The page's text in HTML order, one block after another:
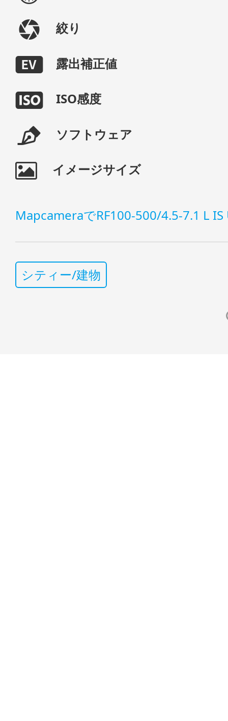
絞り
露出補正値
ISO感度
ソフトウェア
イメージサイズ
MapcameraでRF100-500/4.5-7.1 L IS
シティー/建物